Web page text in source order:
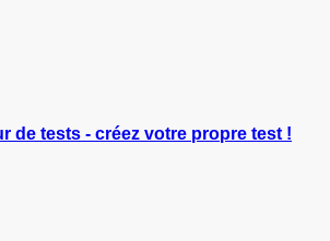
de tests - créez votre propre test !